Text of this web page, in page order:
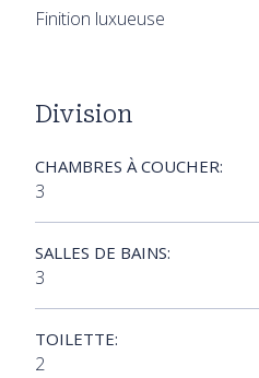
Finition luxueuse
Division
CHAMBRES À COUCHER:
3
SALLES DE BAINS:
3
TOILETTE:
2